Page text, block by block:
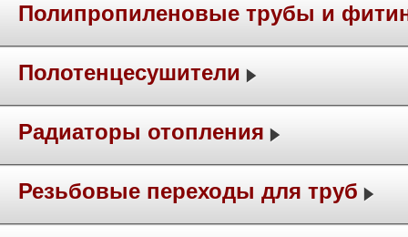
Полипропиленовые трубы и
Полотенцесушители
Радиаторы отопления
Резьбовые переходы для труб